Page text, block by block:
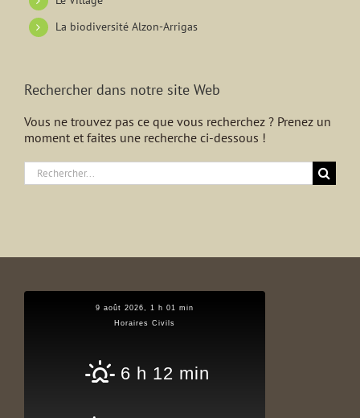
La biodiversité Alzon-Arrigas
Rechercher dans notre site Web
Vous ne trouvez pas ce que vous recherchez ? Prenez un
moment et faites une recherche ci-dessous !
Rechercher:
9 août 2026, 1 h 01 min
Horaires Civils
6 h 12 min